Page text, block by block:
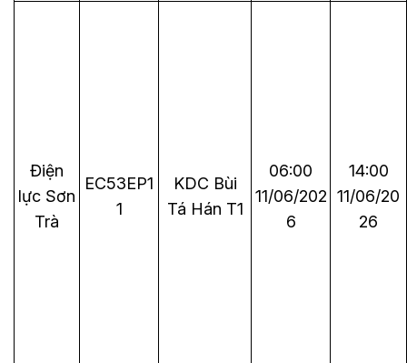
Điện
lực Sơn
Trà
EC53EP1
1
KDC Bùi
Tá Hán T1
06:00
11/06/202
6
14:00
11/06/20
26